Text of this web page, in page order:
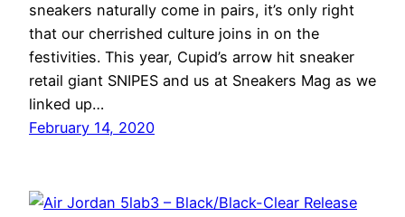
sneakers naturally come in pairs, it’s only right
that our cherrished culture joins in on the
festivities. This year, Cupid’s arrow hit sneaker
retail giant SNIPES and us at Sneakers Mag as we
linked up…
February 14, 2020